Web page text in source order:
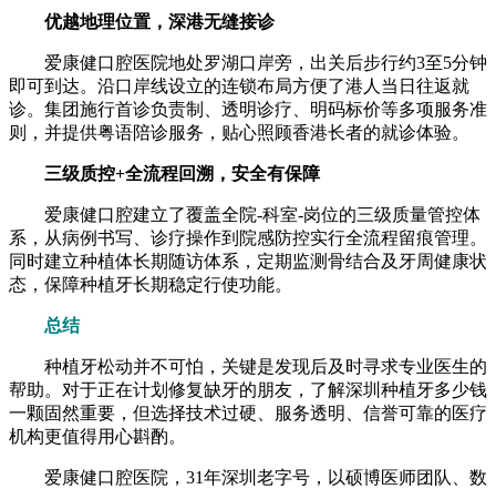
优越地理位置，深港无缝接诊
爱康健口腔医院地处罗湖口岸旁，出关后步行约3至5分钟
即可到达。沿口岸线设立的连锁布局方便了港人当日往返就
诊。集团施行首诊负责制、透明诊疗、明码标价等多项服务准
则，并提供粤语陪诊服务，贴心照顾香港长者的就诊体验。
三级质控+全流程回溯，安全有保障
爱康健口腔建立了覆盖全院-科室-岗位的三级质量管控体
系，从病例书写、诊疗操作到院感防控实行全流程留痕管理。
同时建立种植体长期随访体系，定期监测骨结合及牙周健康状
态，保障种植牙长期稳定行使功能。
总结
种植牙松动并不可怕，关键是发现后及时寻求专业医生的
帮助。对于正在计划修复缺牙的朋友，了解深圳种植牙多少钱
一颗固然重要，但选择技术过硬、服务透明、信誉可靠的医疗
机构更值得用心斟酌。
爱康健口腔医院，31年深圳老字号，以硕博医师团队、数